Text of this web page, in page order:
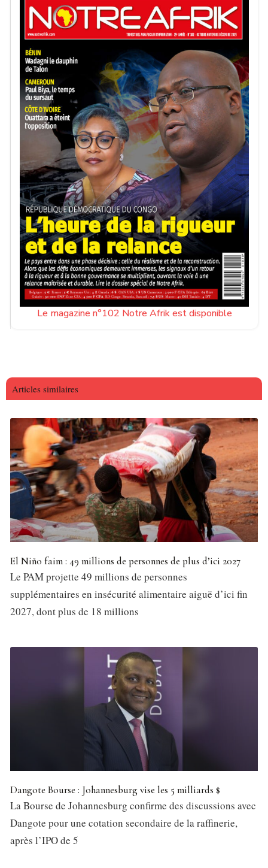
Le magazine n°102 Notre Afrik est disponible
Articles similaires
El Niño faim : 49 millions de personnes de plus d’ici 2027
Le PAM projette 49 millions de personnes
supplémentaires en insécurité alimentaire aiguë d’ici fin
2027, dont plus de 18 millions
Dangote Bourse : Johannesburg vise les 5 milliards $
La Bourse de Johannesburg confirme des discussions avec
Dangote pour une cotation secondaire de la raffinerie,
après l’IPO de 5